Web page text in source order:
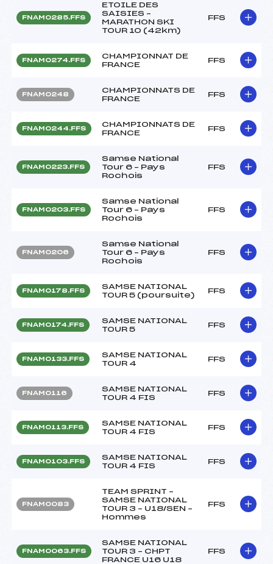
FNAM0285.FFS
ETOILE DES
SAISIES –
MARATHON SKI
TOUR 10 (42km)
FFS
FNAM0274.FFS
CHAMPIONNAT DE
FRANCE
FFS
FNAM0248
CHAMPIONNATS DE
FRANCE
FFS
FNAM0244.FFS
CHAMPIONNATS DE
FRANCE
FFS
FNAM0223.FFS
Samse National
Tour 6 – Pays
Rochois
FFS
FNAM0203.FFS
Samse National
Tour 6 – Pays
Rochois
FFS
FNAM0206
Samse National
Tour 6 – Pays
Rochois
FFS
FNAM0178.FFS
SAMSE NATIONAL
TOUR 5 (poursuite)
FFS
FNAM0174.FFS
SAMSE NATIONAL
TOUR 5
FFS
FNAM0133.FFS
SAMSE NATIONAL
TOUR 4
FFS
FNAM0116
SAMSE NATIONAL
TOUR 4 FIS
FFS
FNAM0113.FFS
SAMSE NATIONAL
TOUR 4 FIS
FFS
FNAM0103.FFS
SAMSE NATIONAL
TOUR 4 FIS
FFS
FNAM0083
TEAM SPRINT –
SAMSE NATIONAL
TOUR 3 – U18/SEN –
Hommes
FFS
FNAM0063.FFS
SAMSE NATIONAL
TOUR 3 – CHPT
FRANCE U16 U18
FFS